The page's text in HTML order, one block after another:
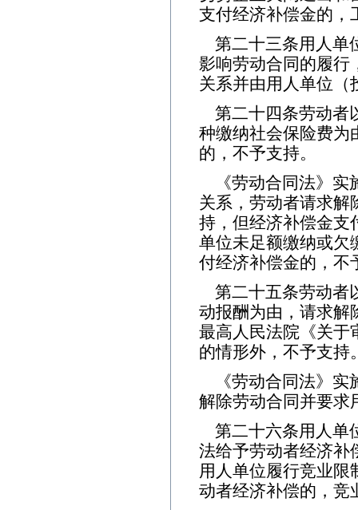
支付经济补偿金的，
第二十三条用人单
影响劳动合同的履行
关系并由用人单位（
第二十四条劳动者
种缴纳社会保险费为
的，不予支持。
《劳动合同法》
关系，劳动者请求解
持，但经济补偿金支
单位未足额缴纳或欠
付经济补偿金的，不
第二十五条劳动者
动报酬为由，请求解
最高人民法院《关于
的情形外，不予支持
《劳动合同法》
解除劳动合同并要求
第二十六条用人单
法给予劳动者经济补
用人单位履行竞业限
动者经济补偿的，竞